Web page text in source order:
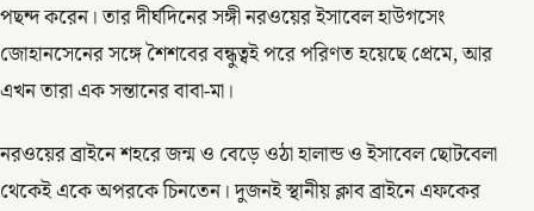
পছন্দ করেন। তার দীর্ঘদিনের সঙ্গী নরওয়ের ইসাবেল হাউগসেং
জোহানসেনের সঙ্গে শৈশবের বন্ধুত্বই পরে পরিণত হয়েছে প্রেমে, আর
এখন তারা এক সন্তানের বাবা-মা।
নরওয়ের ব্রাইনে শহরে জন্ম ও বেড়ে ওঠা হালান্ড ও ইসাবেল ছোটবেলা
থেকেই একে অপরকে চিনতেন। দুজনই স্থানীয় ক্লাব ব্রাইনে এফকের